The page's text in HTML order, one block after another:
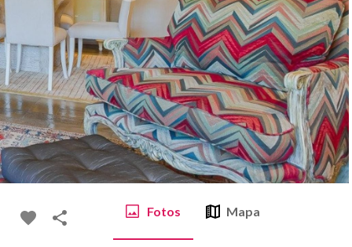
Fotos Mapa